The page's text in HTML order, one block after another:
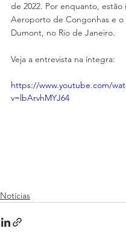
de 2022. Por enquanto, estão
Aeroporto de Congonhas e o
Dumont, no Rio de Janeiro.
Veja a entrevista na íntegra:
https://www.youtube.com/
v=lbArvhMYJ64
Notícias